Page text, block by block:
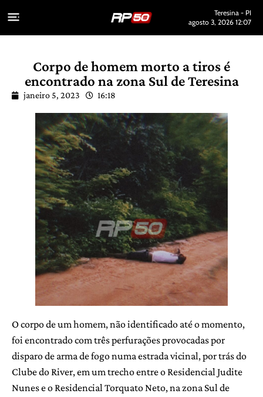
Teresina - PI
agosto 3, 2026 12:07
Corpo de homem morto a tiros é
encontrado na zona Sul de Teresina
janeiro 5, 2023 16:18
O corpo de um homem, não identificado até o momento,
foi encontrado com três perfurações provocadas por
disparo de arma de fogo numa estrada vicinal, por trás do
Clube do River, em um trecho entre o Residencial Judite
Nunes e o Residencial Torquato Neto, na zona Sul de